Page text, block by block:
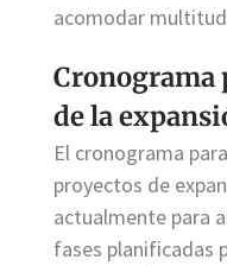
acomodar
Cronograma
de la
El cronograma
proyectos de
actualmente para
fases planificadas